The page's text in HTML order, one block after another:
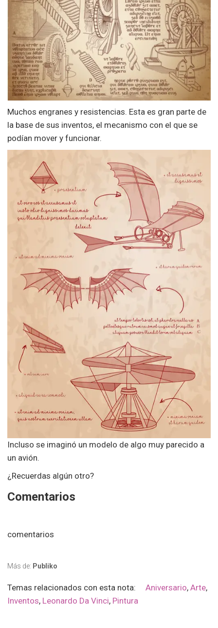
Muchos engranes y resistencias. Esta es gran parte de
la base de sus inventos, el mecanismo con el que se
podían mover y funcionar.
Incluso se imaginó un modelo de algo muy parecido a
un avión.
¿Recuerdas algún otro?
Comentarios
comentarios
Más de: Publiko
Temas relacionados con esta nota: Aniversario, Arte,
Inventos, Leonardo Da Vinci, Pintura